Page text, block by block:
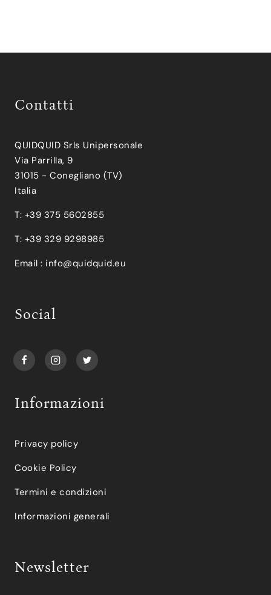
Contatti
QUIDQUID Srls Unipersonale
Via Parrilla, 9
31015 - Conegliano (TV)
Italia
T: +39 375 5602855
T: +39 329 9298985
Email : info@quidquid.eu
Social
Informazioni
Privacy policy
Cookie Policy
Termini e condizioni
Informazioni generali
Newsletter